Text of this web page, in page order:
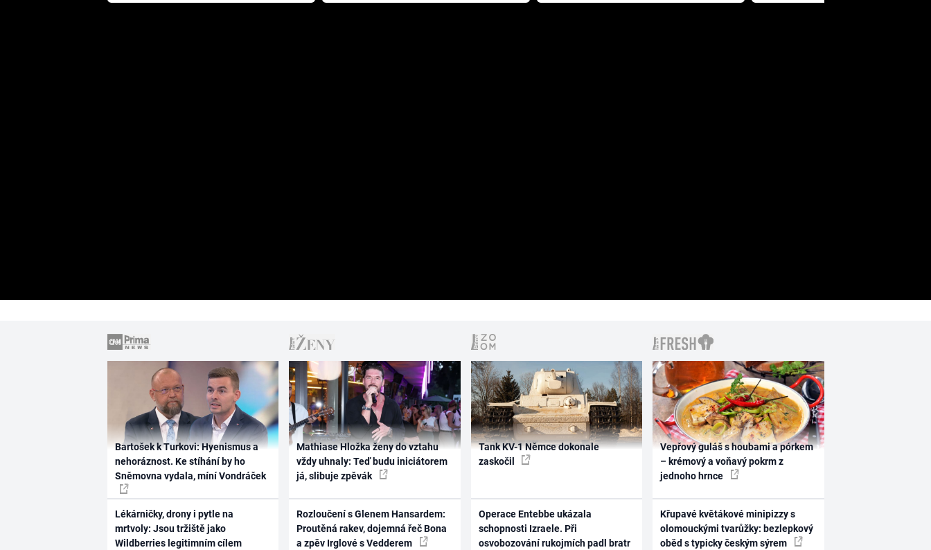
Bartošek k Turkovi: Hyenismus a
nehoráznost. Ke stíhání by ho
Sněmovna vydala, míní Vondráček
Lékárničky, drony i pytle na
mrtvoly: Jsou tržiště jako
Wildberries legitimním cílem
Mathiase Hložka ženy do vztahu
vždy uhnaly: Teď budu iniciátorem
já, slibuje zpěvák
Rozloučení s Glenem Hansardem:
Proutěná rakev, dojemná řeč Bona
a zpěv Irglové s Vedderem
Tank KV-1 Němce dokonale
zaskočil
Operace Entebbe ukázala
schopnosti Izraele. Při
osvobozování rukojmích padl bratr
Vepřový guláš s houbami a pórkem
– krémový a voňavý pokrm z
jednoho hrnce
Křupavé květákové minipizzy s
olomouckými tvarůžky: bezlepkový
oběd s typicky českým sýrem